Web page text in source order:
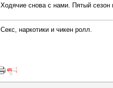
Ходячие снова с нами. Пятый сезон
Секс, наркотики и чикен ролл.